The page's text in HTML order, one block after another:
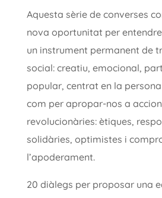
Aquesta sèrie de converses
nova oportunitat per
un instrument permanent de
social: creatiu, emocional,
popular, centrat en la
com per apropar-nos a
revolucionàries: ètiques,
solidàries, optimistes i
l’apoderament.
20 diàlegs per proposar una